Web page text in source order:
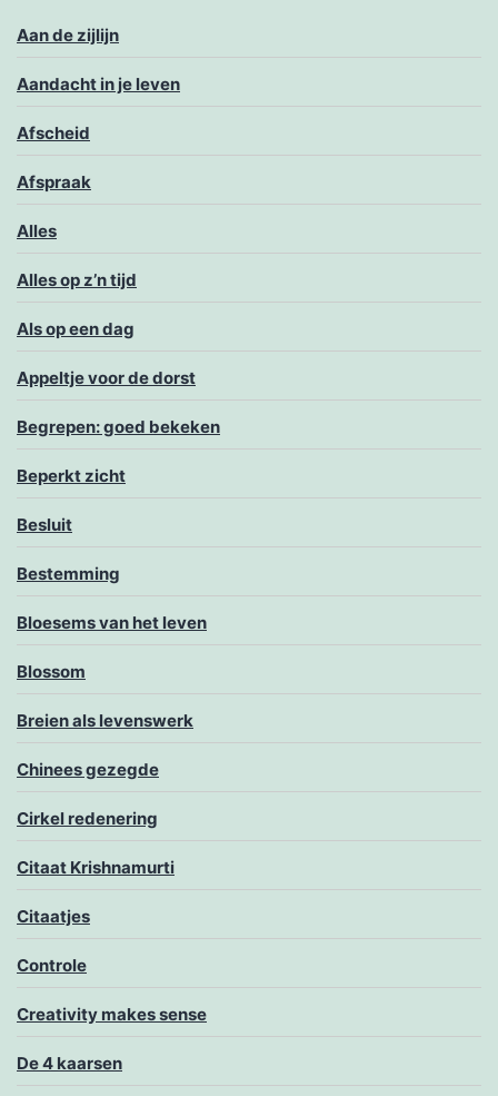
Aan de zijlijn
Aandacht in je leven
Afscheid
Afspraak
Alles
Alles op z’n tijd
Als op een dag
Appeltje voor de dorst
Begrepen: goed bekeken
Beperkt zicht
Besluit
Bestemming
Bloesems van het leven
Blossom
Breien als levenswerk
Chinees gezegde
Cirkel redenering
Citaat Krishnamurti
Citaatjes
Controle
Creativity makes sense
De 4 kaarsen